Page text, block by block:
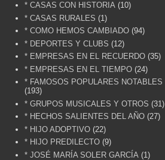
* CASAS CON HISTORIA (10)
* CASAS RURALES (1)
* COMO HEMOS CAMBIADO (94)
* DEPORTES Y CLUBS (12)
* EMPRESAS EN EL RECUERDO (35)
* EMPRESAS EN EL TIEMPO (24)
* FAMOSOS POPULARES NOTABLES
(193)
* GRUPOS MUSICALES Y OTROS (31)
* HECHOS SALIENTES DEL AÑO (27)
* HIJO ADOPTIVO (22)
* HIJO PREDILECTO (9)
* JOSÉ MARÍA SOLER GARCÍA (1)